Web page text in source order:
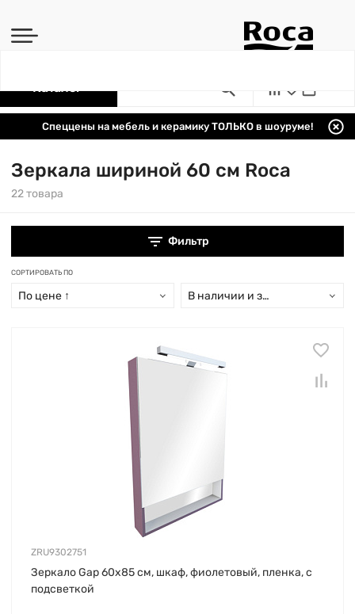
Каталог
Спеццены на мебель и керамику ТОЛЬКО в шоуруме!
Зеркала шириной 60 см Roca
22 товара
Фильтр
СОРТИРОВАТЬ ПО
По цене ↑ В наличии и заказ свыше 15 дн
ZRU9302751
Зеркало Gap 60х85 см, шкаф, фиолетовый, пленка, с
подсветкой